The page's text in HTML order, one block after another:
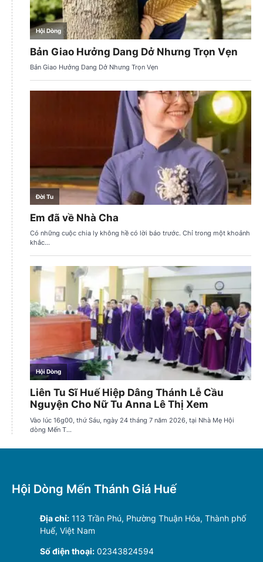
Hội Dòng Mến Thánh Giá Huế
Địa chỉ: 113 Trần Phú, Phường Thuận Hóa, Thành phố
Huế, Việt Nam
Số điện thoại: 02343824594